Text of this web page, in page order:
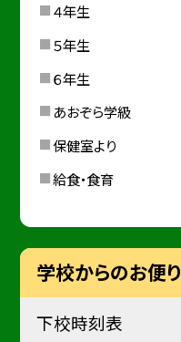
４年生
５年生
６年生
あおぞら学級
保健室より
給食・食育
学校からのお便り
下校時刻表